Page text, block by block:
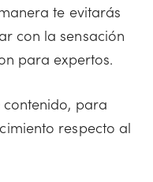
te evitarás
con la sensación
para expertos.
contenido, para
respecto al